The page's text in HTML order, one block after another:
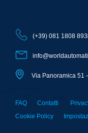
(+39) 081 1808
Via Panoramica 51
FAQ Contatti
Cookie Policy